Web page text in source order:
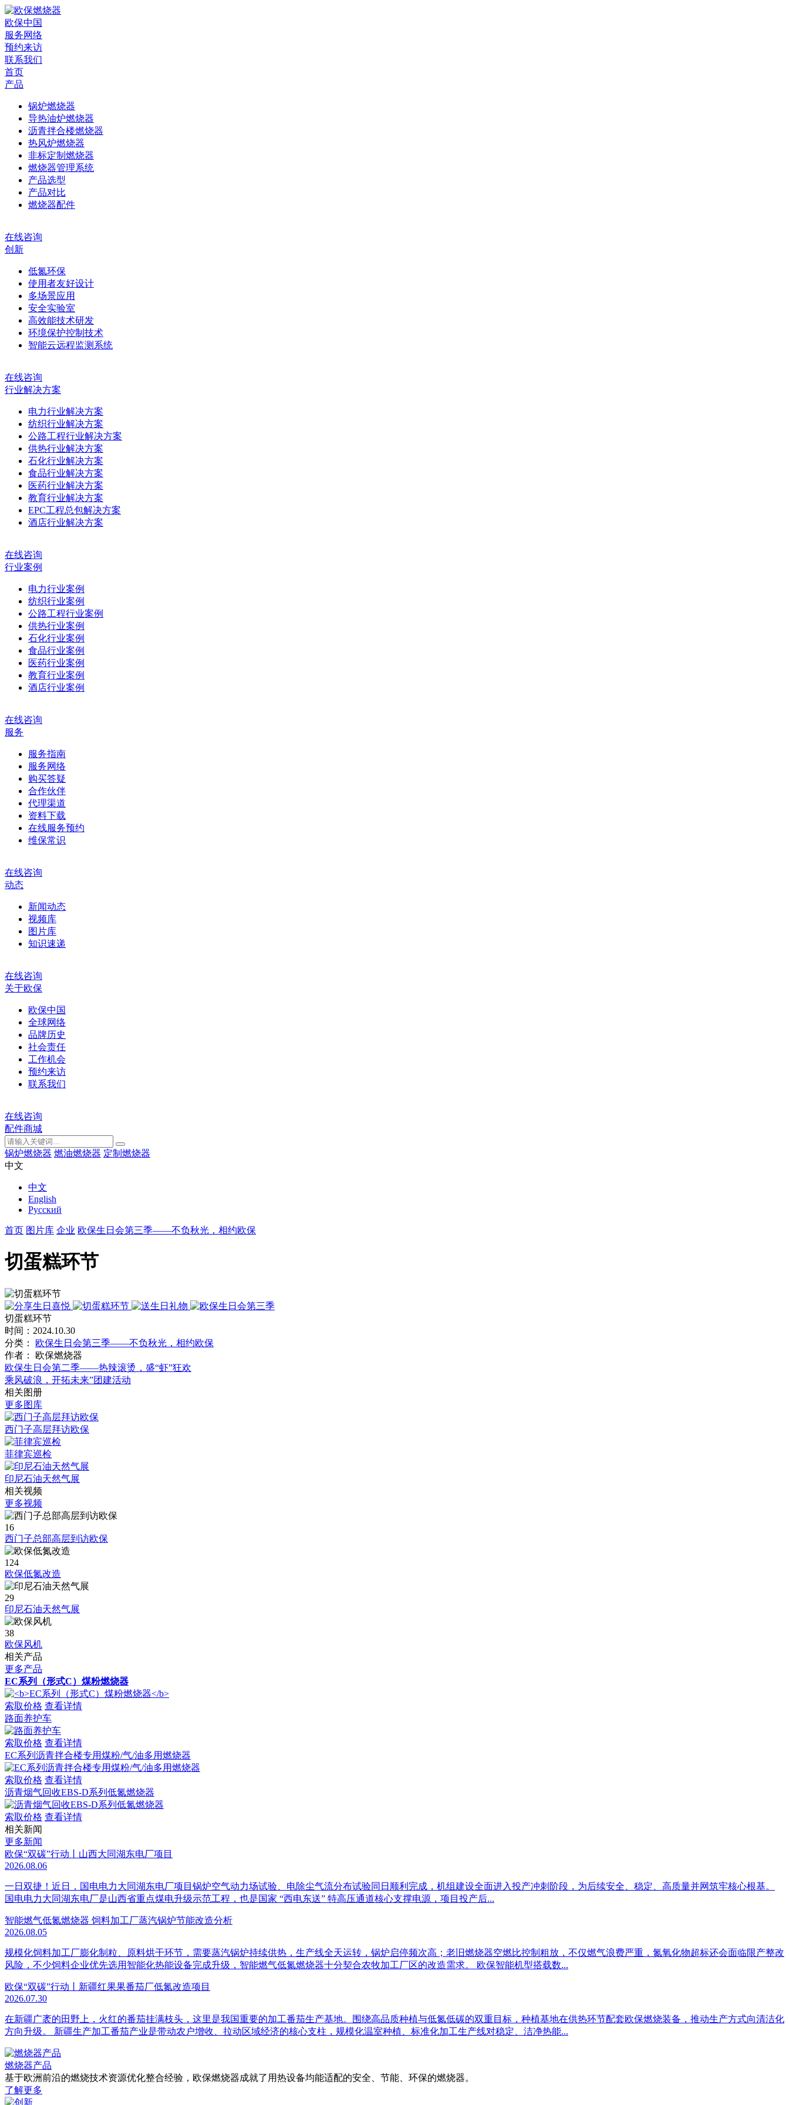
欧保中国
服务网络
预约来访
联系我们
首页
产品
锅炉燃烧器
导热油炉燃烧器
沥青拌合楼燃烧器
热风炉燃烧器
非标定制燃烧器
燃烧器管理系统
产品选型
产品对比
燃烧器配件
在线咨询
创新
低氮环保
使用者友好设计
多场景应用
安全实验室
高效能技术研发
环境保护控制技术
智能云远程监测系统
在线咨询
行业解决方案
电力行业解决方案
纺织行业解决方案
公路工程行业解决方案
供热行业解决方案
石化行业解决方案
食品行业解决方案
医药行业解决方案
教育行业解决方案
EPC工程总包解决方案
酒店行业解决方案
在线咨询
行业案例
电力行业案例
纺织行业案例
公路工程行业案例
供热行业案例
石化行业案例
食品行业案例
医药行业案例
教育行业案例
酒店行业案例
在线咨询
服务
服务指南
服务网络
购买答疑
合作伙伴
代理渠道
资料下载
在线服务预约
维保常识
在线咨询
动态
新闻动态
视频库
图片库
知识速递
在线咨询
关于欧保
欧保中国
全球网络
品牌历史
社会责任
工作机会
预约来访
联系我们
在线咨询
配件商城
锅炉燃烧器 燃油燃烧器 定制燃烧器
中文
中文
English
Русский
首页 图片库 企业 欧保生日会第三季——不负秋光，相约欧保
切蛋糕环节
切蛋糕环节
时间： 2024.10.30
分类：
欧保生日会第三季——不负秋光，相约欧保
作者：
欧保燃烧器
欧保生日会第二季——热辣滚烫，盛“虾”狂欢
乘风破浪，开拓未来”团建活动
相关图册
更多图库
西门子高层拜访欧保
菲律宾巡检
印尼石油天然气展
相关视频
更多视频
16
西门子总部高层到访欧保
124
欧保低氮改造
29
印尼石油天然气展
38
欧保风机
相关产品
更多产品
EC系列（形式C）煤粉燃烧器
索取价格 查看详情
路面养护车
索取价格 查看详情
EC系列沥青拌合楼专用煤粉/气/油多用燃烧器
索取价格 查看详情
沥青烟气回收EBS-D系列低氮燃烧器
索取价格 查看详情
相关新闻
更多新闻
欧保“双碳”行动丨山西大同湖东电厂项目
2026.08.06
一日双捷！近日，国电电力大同湖东电厂项目锅炉空气动力场试验、电除尘气流分布试验同日顺利完成，机组建设全面进入投产冲刺阶段，为后续安全、稳定、高质量并网筑牢核心根基。
国电电力大同湖东电厂是山西省重点煤电升级示范工程，也是国家 “西电东送” 特高压通道核心支撑电源，项目投产后...
智能燃气低氮燃烧器 饲料加工厂蒸汽锅炉节能改造分析
2026.08.05
规模化饲料加工厂膨化制粒、原料烘干环节，需要蒸汽锅炉持续供热，生产线全天运转，锅炉启停频次高；老旧燃烧器空燃比控制粗放，不仅燃气浪费严重，氮氧化物超标还会面临限产整改
风险，不少饲料企业优先选用智能化热能设备完成升级，智能燃气低氮燃烧器十分契合农牧加工厂区的改造需求。 欧保智能机型搭载数...
欧保“双碳”行动丨新疆红果果番茄厂低氮改造项目
2026.07.30
在新疆广袤的田野上，火红的番茄挂满枝头，这里是我国重要的加工番茄生产基地。围绕高品质种植与低氮低碳的双重目标，种植基地在供热环节配套欧保燃烧装备，推动生产方式向清洁化
方向升级。 新疆生产加工番茄产业是带动农户增收、拉动区域经济的核心支柱，规模化温室种植、标准化加工生产线对稳定、洁净热能...
燃烧器产品
基于欧洲前沿的燃烧技术资源优化整合经验，欧保燃烧器成就了用热设备均能适配的安全、节能、环保的燃烧器。
了解更多